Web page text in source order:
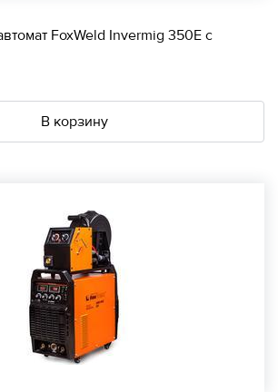
FoxWeld Invermig 350E с
В корзину